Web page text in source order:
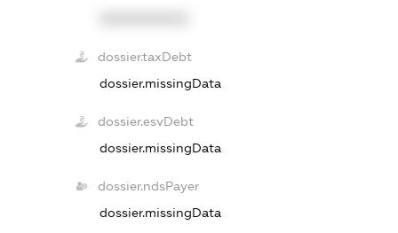
dossier.taxDebt
dossier.missingData
dossier.esvDebt
dossier.missingData
dossier.ndsPayer
dossier.missingData